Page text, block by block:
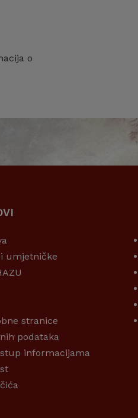
o
umjetničke
stranice
podataka
informacijama